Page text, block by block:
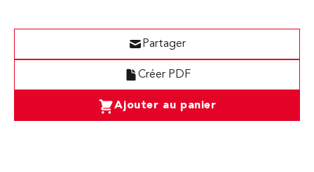
Ajouter au panier
Créer PDF
Partager